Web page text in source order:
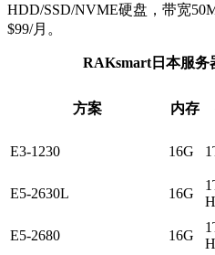
HDD/SSD/NVME硬盘，带宽
$99/月。
RAKsmart日本服务
方案 内存
E3-1230 16G
E5-2630L 16G
E5-2680 16G